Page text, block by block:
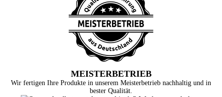
MEISTERBETRIEB
Wir fertigen Ihre Produkte in unserem Meisterbetrieb nachhaltig und in
bester Qualität.